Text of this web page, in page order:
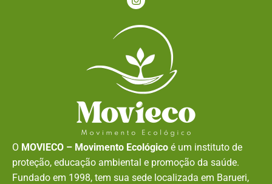
O MOVIECO – Movimento Ecológico é um instituto de
proteção, educação ambiental e promoção da saúde.
Fundado em 1998, tem sua sede localizada em Barueri,